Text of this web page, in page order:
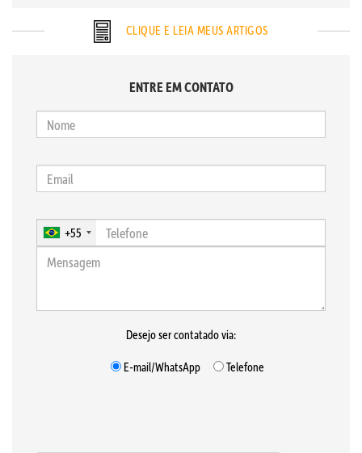
CLIQUE E LEIA MEUS ARTIGOS
ENTRE EM CONTATO
+55
Desejo ser contatado via:
E-mail/WhatsApp
Telefone